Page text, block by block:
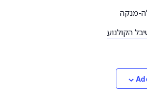
מנקה
הקולנוע